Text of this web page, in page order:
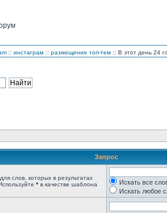
:: инстаграм :: размещение топ-тем :: В этот день 24
Запрос
для слов, которых в результатах
* в качестве шаблона
Искать все
Искать любое